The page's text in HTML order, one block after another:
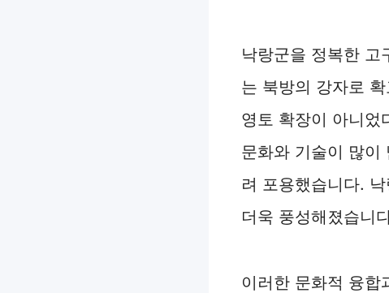
낙랑군을 정복한 고
는 북방의 강자로
영토 확장이 아니었
문화와 기술이 많이
려 포용했습니다.
더욱 풍성해졌습니
이러한 문화적 융합